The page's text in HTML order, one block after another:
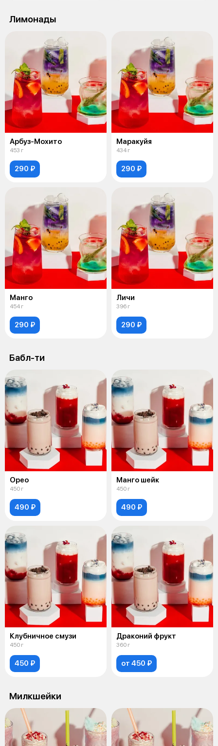
Лимонады
Арбуз-Мохито
453 г
290 ₽
Маракуйя
434 г
290 ₽
Манго
454 г
290 ₽
Личи
396 г
290 ₽
Бабл-ти
Орео
450 г
490 ₽
Манго шейк
450 г
490 ₽
Клубничное смузи
450 г
450 ₽
Драконий фрукт
360 г
от 450 ₽
Милкшейки